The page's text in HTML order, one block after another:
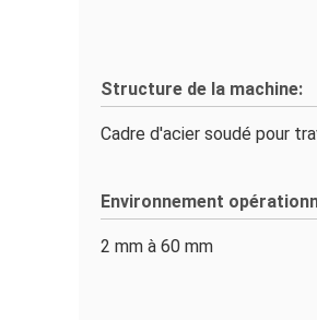
Structure de la machine:
Cadre d'acier soudé pour
Environnement
2 mm à 60 mm